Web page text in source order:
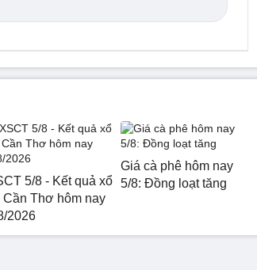
5/8 - Kết quả xổ
Cần Thơ hôm nay
2026
Giá cà phê hôm nay
5/8: Đồng loạt tăng